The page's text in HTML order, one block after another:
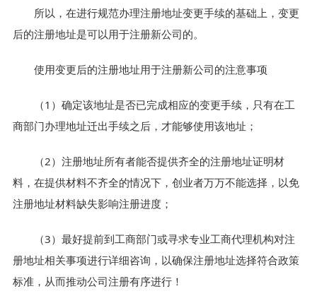
所以，在进行规范办理注册地址变更手续的基础上，变更
后的注册地址是可以用于注册新公司的。
使用变更后的注册地址用于注册新公司的注意事项
（1）确定该地址是否已完成相应的变更手续，只有在工
商部门办理地址迁出手续之后，才能够使用该地址；
（2）注册地址所有者能否提供齐全的注册地址证明材
料，在提供材料不齐全的情况下，创业者万万不能选择，以免
注册地址材料缺失影响注册进度；
（3）最好提前到工商部门或寻求专业工商代理机构对注
册地址相关事项进行详细咨询，以确保注册地址选择符合政策
标准，从而推动公司注册有序进行！